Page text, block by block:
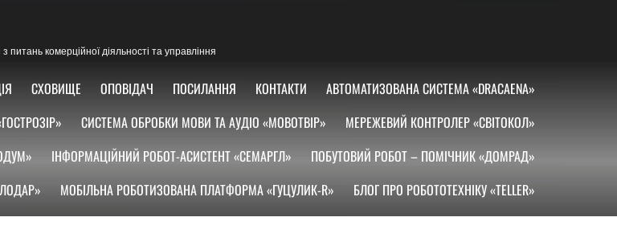
питань комерційної діяльності та управління
СХОВИЩЕ ОПОВІДАЧ ПОСИЛАННЯ КОНТАКТИ
АВТОМАТИЗОВАНА СИСТЕМА «DRACAENA»
СИСТЕМА ОБРОБКИ МОВИ ТА АУДІО «МОВОТВІР»
МЕРЕЖЕВИЙ КОНТРОЛЕР «СВІТОКОЛ»
ІНФОРМАЦІЙНИЙ РОБОТ-АСИСТЕНТ «СЕМАРГЛ»
ПОБУТОВИЙ РОБОТ – ПОМІЧНИК «ДОМРАД»
МОБІЛЬНА РОБОТИЗОВАНА ПЛАТФОРМА «ГУЦУЛИК-R» БЛОГ ПРО РОБОТОТЕХНІКУ «TELLER»